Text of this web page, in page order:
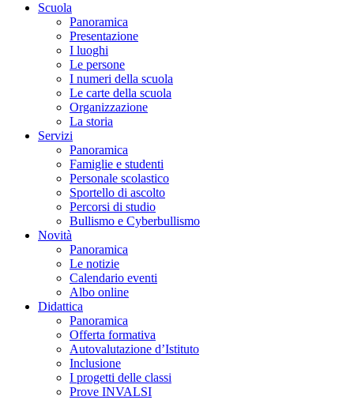
Scuola
Panoramica
Presentazione
I luoghi
Le persone
I numeri della scuola
Le carte della scuola
Organizzazione
La storia
Servizi
Panoramica
Famiglie e studenti
Personale scolastico
Sportello di ascolto
Percorsi di studio
Bullismo e Cyberbullismo
Novità
Panoramica
Le notizie
Calendario eventi
Albo online
Didattica
Panoramica
Offerta formativa
Autovalutazione d’Istituto
Inclusione
I progetti delle classi
Prove INVALSI